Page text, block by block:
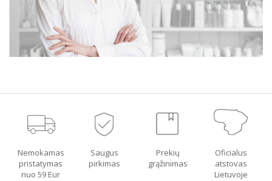
Nemokamas
pristatymas
nuo 59 Eur
Saugus
pirkimas
Prekių
grąžinimas
Oficialus
atstovas
Lietuvoje